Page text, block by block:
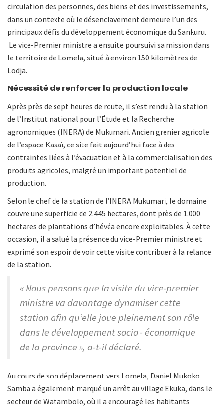
circulation des personnes, des biens et des investissements,
dans un contexte où le désenclavement demeure l’un des
principaux défis du développement économique du Sankuru.
Le vice-Premier ministre a ensuite poursuivi sa mission dans
le territoire de Lomela, situé à environ 150 kilomètres de
Lodja.
Nécessité de renforcer la production locale
Après près de sept heures de route, il s’est rendu à la station
de l’Institut national pour l’Étude et la Recherche
agronomiques (INERA) de Mukumari. Ancien grenier agricole
de l’espace Kasaï, ce site fait aujourd’hui face à des
contraintes liées à l’évacuation et à la commercialisation des
produits agricoles, malgré un important potentiel de
production.
Selon le chef de la station de l’INERA Mukumari, le domaine
couvre une superficie de 2.445 hectares, dont près de 1.000
hectares de plantations d’hévéa encore exploitables. À cette
occasion, il a salué la présence du vice-Premier ministre et
exprimé son espoir de voir cette visite contribuer à la relance
de la station.
« Nous pensons que la visite du vice-premier
ministre va davantage dynamiser cette
station afin qu’elle joue pleinement son rôle
dans le développement socio - économique
de la province », a-t-il déclaré.
Au cours de son déplacement vers Lomela, Daniel Mukoko
Samba a également marqué un arrêt au village Ekuka, dans le
secteur de Watambolo, où il a encouragé les habitants